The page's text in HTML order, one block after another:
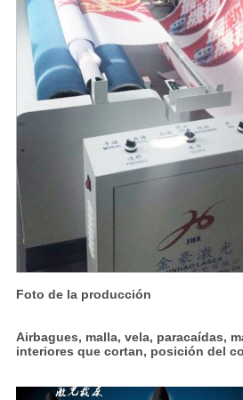
Foto de la producción
Airbagues, malla, vela, paracaídas,
interiores que cortan, posición del